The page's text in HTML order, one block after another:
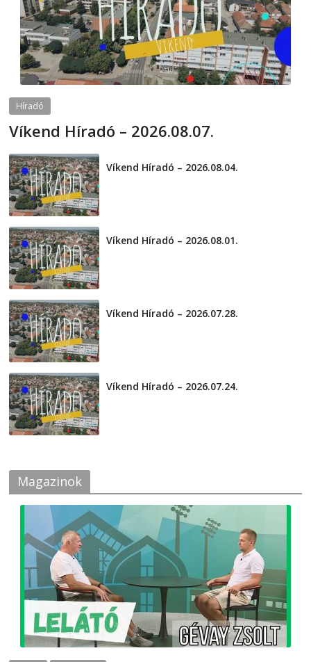
Híradó
Víkend Híradó – 2026.08.07.
Víkend Híradó – 2026.08.04.
Víkend Híradó – 2026.08.01.
Víkend Híradó – 2026.07.28.
Víkend Híradó – 2026.07.24.
Magazinok